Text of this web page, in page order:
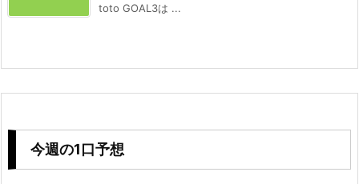
toto GOAL3は ...
今週の1口予想